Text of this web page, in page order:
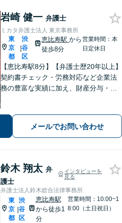
岩崎 健一 弁護士
ミカタ弁護士法人 東京事務所
東
京
都
|
渋
谷
区
恵比寿駅 から
徒歩8分
営業時間：本
日定休日
【恵比寿駅8分】【弁護士歴20年以上】
契約書チェック・労務対応など企業法
務の豊富な実績に加え、財産分与・親
寄り添い最適な解決を目指します。
【初回相談可能】【WEB面談可能】
メールでお問い合わせ
鈴木 翔太 弁
護士
インタビューを
見る
弁護士法人鈴木総合法律事務所
東
京
都
|
渋
谷
区
恵比寿駅
から徒歩1
分
営業時間：10:00~1
8:00（土日祝日）